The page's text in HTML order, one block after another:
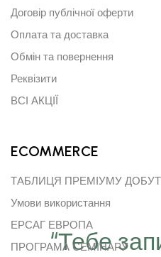
“Тебе
Договір публічної оферти
Оплата та доставка
Обмін та повернення
Реквізити
ВСІ АКЦІЇ
ECOMMERCE
ТАБЛИЦЯ ПРЕМІУМУ
Умови використання
ЕРСАГ ЕВРОПА
ПРОГРАМА СЕМІНАРУ